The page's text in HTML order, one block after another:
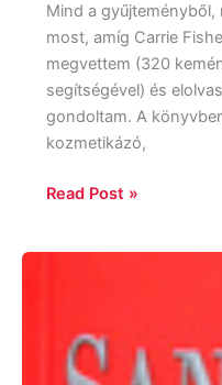
Mind a
most, amíg Carrie
megvettem (320
segítségével) és
gondoltam. A
kozmetikázó,
Read Post »
Sötétség!